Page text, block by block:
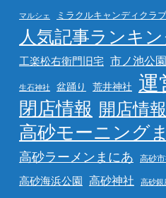
マルシェ ミラクルキャンディクラブ
人気記事ランキ
工楽松右衛門旧宅 市ノ池公園
生石神社 盆踊り 荒井神社 運
閉店情報 開店情報
高砂モーニング
高砂ラーメンまにあ 高砂
高砂海浜公園 高砂神社 高砂銀